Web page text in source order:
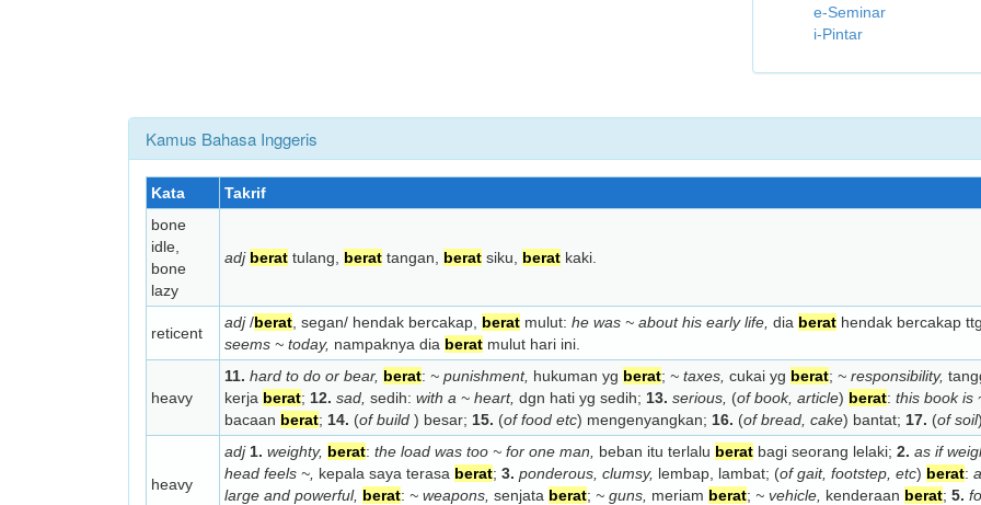
e-Seminar
i-Pintar
Kamus Bahasa Inggeris
Kata Takrif
bone
idle,
bone
lazy
adj berat tulang, berat tangan, berat siku, berat kaki.
reticent
adj/berat , segan/ hendak bercakap, berat mulut: he was ~ about his early life, dia berat hendak bercakap
seems ~ today, nampaknya dia berat mulut hari ini.
heavy
11. hard to do or bear, berat: ~ punishment, hukuman yg berat; ~ taxes, cukai yg berat; ~ responsibility,
kerja berat; 12. sad, sedih: with a ~ heart, dgn hati yg sedih; 13. serious, (of book, article) berat: this book is
bacaan berat; 14. (of build ) besar; 15. (of food etc) mengenyangkan; 16. (of bread, cake) bantat; 17. (of soil
heavy
adj 1. weighty, berat: the load was too ~ for one man, beban itu terlalu berat bagi seorang lelaki; 2. as if
head feels ~, kepala saya terasa berat; 3. ponderous, clumsy, lembap, lambat; (of gait, footstep, etc) berat:
large and powerful, berat: ~ weapons, senjata berat; ~ guns, meriam berat; ~ vehicle, kenderaan berat; 5.